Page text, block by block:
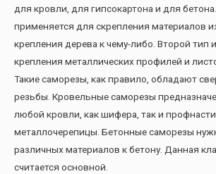
для кровли, для гипсокартона и для
применяется для скрепления материалов
крепления дерева к чему-либо. Второй тип
крепления металлических профилей и
Такие саморезы, как правило, обладают
резьбы. Кровельные саморезы
любой кровли, как шифера, так и
металлочерепицы. Бетонные саморезы
различных материалов к бетону. Данная
считается основной.